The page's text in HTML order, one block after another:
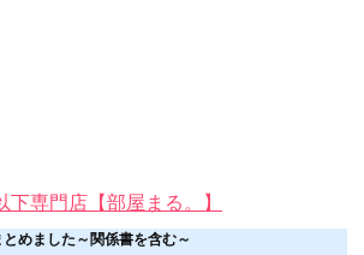
専門店【部屋まる。】
めました～関係書を含む～